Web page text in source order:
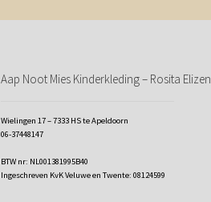
Aap Noot Mies Kinderkleding – Rosita Elizen
Wielingen 17 – 7333 HS te Apeldoorn
06-37448147
BTW nr: NL001381995B40
Ingeschreven KvK Veluwe en Twente: 08124599